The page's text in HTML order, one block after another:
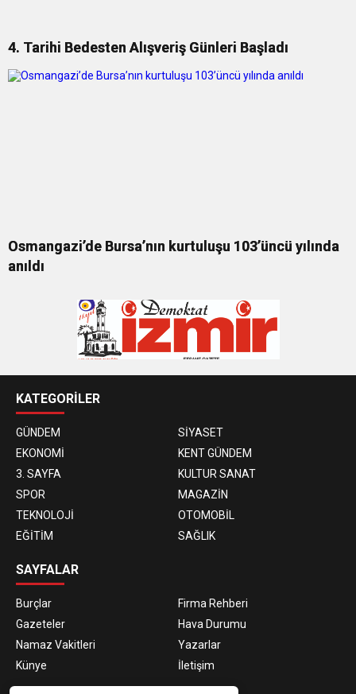
4. Tarihi Bedesten Alışveriş Günleri Başladı
Osmangazi’de Bursa’nın kurtuluşu 103’üncü yılında
anıldı
KATEGORİLER
GÜNDEM
SİYASET
EKONOMİ
KENT GÜNDEM
3. SAYFA
KULTUR SANAT
SPOR
MAGAZİN
TEKNOLOJİ
OTOMOBİL
EĞİTİM
SAĞLIK
SAYFALAR
Burçlar
Firma Rehberi
Gazeteler
Hava Durumu
Namaz Vakitleri
Yazarlar
Künye
İletişim